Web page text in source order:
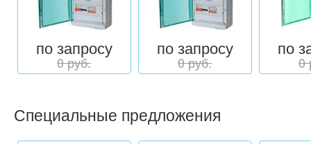
по запросу
0 руб.
по запросу
0 руб.
по
0
Специальные предложения